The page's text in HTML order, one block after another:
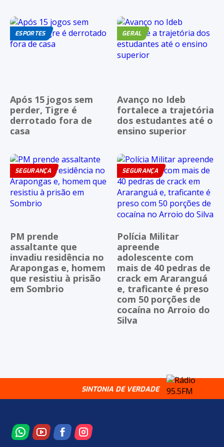
ESPORTES
Após 15 jogos sem
perder, Tigre é
derrotado fora de
casa
GERAL
Avanço no Ideb
fortalece a trajetória
dos estudantes até o
ensino superior
SEGURANÇA
PM prende
assaltante que
invadiu residência no
Arapongas e, homem
que resistiu à prisão
em Sombrio
SEGURANÇA
Polícia Militar
apreende
adolescente com
mais de 40 pedras de
crack em Araranguá
e, traficante é preso
com 50 porções de
cocaína no Arroio do
Silva
SINTONIA DE VERDADE